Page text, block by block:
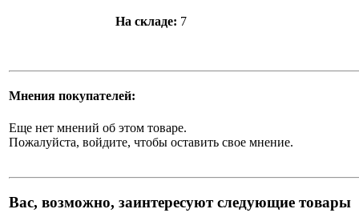
На складе: 7
Мнения покупателей:
Еще нет мнений об этом товаре.
Пожалуйста, войдите, чтобы оставить свое мнение.
Вас, возможно, заинтересуют следующие товары